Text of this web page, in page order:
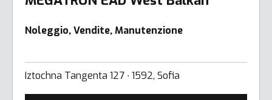
Noleggio, Vendite, Manutenzione
Iztochna Tangenta 127 ∙ 1592, Sofia